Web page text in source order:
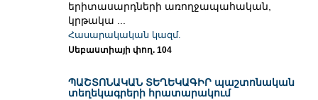
երիտասարդների առողջապահական,
կրթակա ...
Հասարակական կազմ.
Սեբաստիայի փող. 104
ՊԱՇՏՈՆԱԿԱՆ ՏԵՂԵԿԱԳԻՐ պաշտոնական
տեղեկագրերի հրատարակում